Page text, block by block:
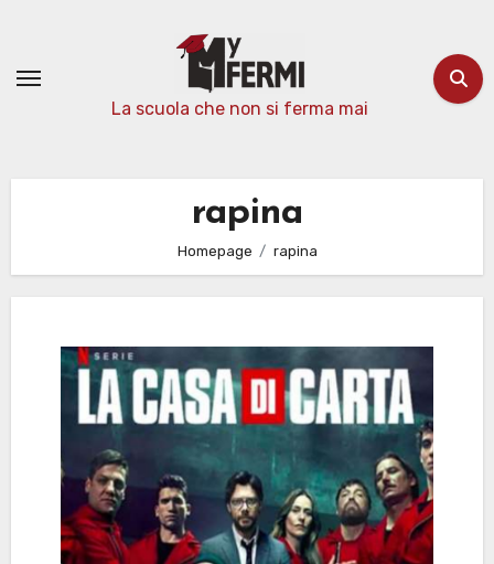
contenuto
La scuola che non si ferma mai
rapina
Homepage rapina